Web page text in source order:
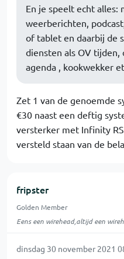
En je speelt echt alles:
weerberichten,
of tablet en daarbij de
diensten als OV
agenda , kookwekker
Zet 1 van de genoemde
€30 naast een deftig
versterker met Infinity
versteld staan van de
fripster
Golden Member
Eens een wirehead,altijd een
dinsdag 30 november 2021